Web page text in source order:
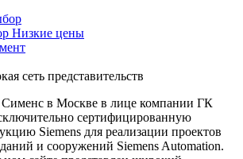
Низкие цены
сеть представительств
Сименс в Москве в лице компании ГК
сертифицированную
Siemens для реализации проектов
и сооружений Siemens Automation.